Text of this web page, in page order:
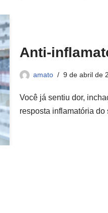
Anti-
amato 9 de abril de
Você já sentiu dor,
resposta inflamatória